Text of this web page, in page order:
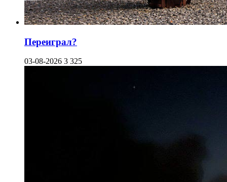
Переиграл?
03-08-2026 3 325